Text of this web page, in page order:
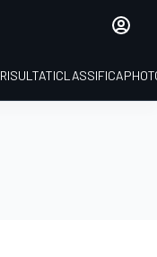
RISULTATICLASSIFICA